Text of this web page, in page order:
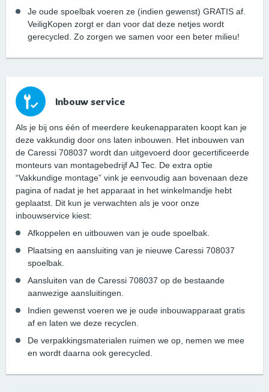
Je oude spoelbak voeren ze (indien gewenst) GRATIS af.
VeiligKopen zorgt er dan voor dat deze netjes wordt
gerecycled. Zo zorgen we samen voor een beter milieu!
Inbouw service
Als je bij ons één of meerdere keukenapparaten koopt kan je
deze vakkundig door ons laten inbouwen. Het inbouwen van
de Caressi 708037 wordt dan uitgevoerd door gecertificeerde
monteurs van montagebedrijf AJ Tec. De extra optie
“Vakkundige montage” vink je eenvoudig aan bovenaan deze
pagina of nadat je het apparaat in het winkelmandje hebt
geplaatst. Dit kun je verwachten als je voor onze
inbouwservice kiest:
Afkoppelen en uitbouwen van je oude spoelbak.
Plaatsing en aansluiting van je nieuwe Caressi 708037
spoelbak.
Aansluiten van de Caressi 708037 op de bestaande
aanwezige aansluitingen.
Indien gewenst voeren we je oude inbouwapparaat gratis
af en laten we deze recyclen.
De verpakkingsmaterialen ruimen we op, nemen we mee
en wordt daarna ook gerecycled.